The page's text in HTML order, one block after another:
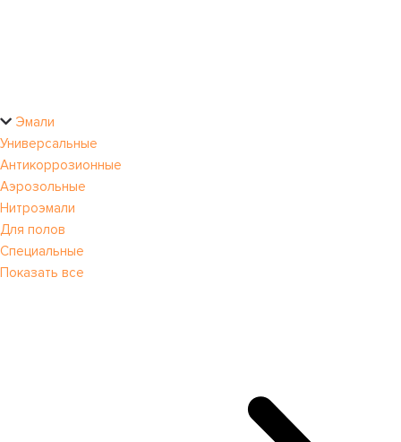
Эмали
Универсальные
Антикоррозионные
Аэрозольные
Нитроэмали
Для полов
Специальные
Показать все